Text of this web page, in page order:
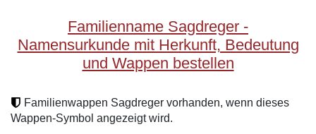
Familienname Sagdreger -
Namensurkunde mit Herkunft, Bedeutung
und Wappen bestellen
Familienwappen Sagdreger vorhanden, wenn dieses
Wappen-Symbol angezeigt wird.